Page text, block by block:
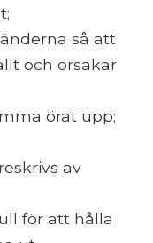
så att
och orsakar
örat upp;
av
för att hålla